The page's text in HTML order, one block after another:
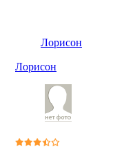
Лорисон
Лорисон